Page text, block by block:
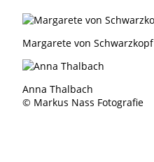
Margarete von Schwarzkopf
Anna Thalbach
© Markus Nass Fotografie